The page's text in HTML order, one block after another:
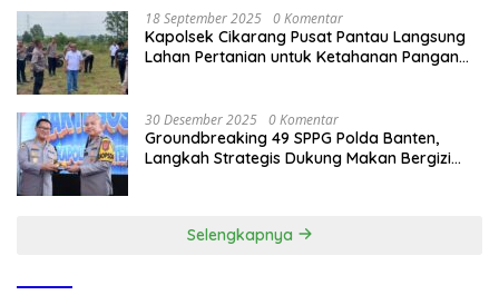
18 September 2025 0 Komentar
Kapolsek Cikarang Pusat Pantau Langsung
Lahan Pertanian untuk Ketahanan Pangan
30 Desember 2025 0 Komentar
Groundbreaking 49 SPPG Polda Banten,
Langkah Strategis Dukung Makan Bergizi
Selengkapnya